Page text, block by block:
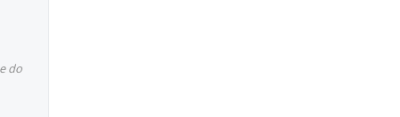
do